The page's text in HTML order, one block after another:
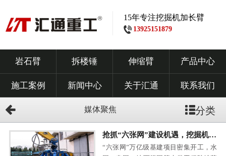
15年专注挖掘机加长臂
13925151879
岩石臂 拆楼锤 伸缩臂 产品中心
施工案例 新闻中心 关于汇通 联系我们
媒体聚焦 分类
抢抓“六张网”建设机遇，挖掘机打桩臂赋能多项基建工程
“六张网”万亿级基建项目密集开工，水